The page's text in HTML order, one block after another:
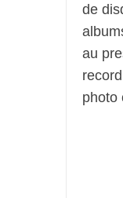
de
au
photo